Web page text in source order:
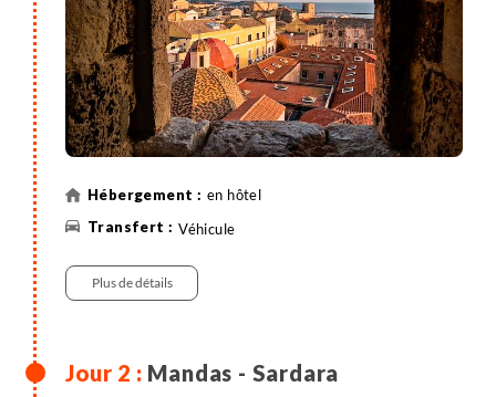
nuragique et la période médiévale, qui est
aujourd'hui une ville animée et le lieu idéal comme
point de départ de vos vacances à vélo en Sardaigne.
en hôtel
Véhicule
Plus de détails
Mandas - Sardara